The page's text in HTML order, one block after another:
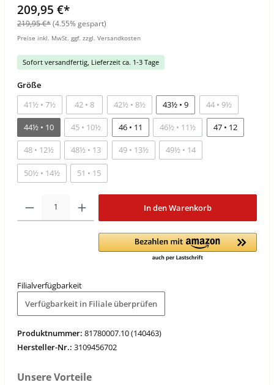
209,95 €*
219,95 €*(4.55% gespart)
Preise inkl. MwSt. ggf. zzgl. Versandkosten
Sofort versandfertig, Lieferzeit ca. 1-3 Tage
Größe
41½ • 7½
42 • 8 42½ • 8½ 43½ • 9 44 • 9½
44½ • 10 45 • 10½ 46 • 11 46½ • 11½ 47 • 12
48 • 12½ 48½ • 13 49 • 13½ 49½ • 14
50½ • 14½ 51 • 15
In den Warenkorb
Filialverfügbarkeit
Verfügbarkeit in Filiale überprüfen
Produktnummer: 81780007.10 (140463)
Hersteller-Nr.: 3109456702
Unsere Vorteile